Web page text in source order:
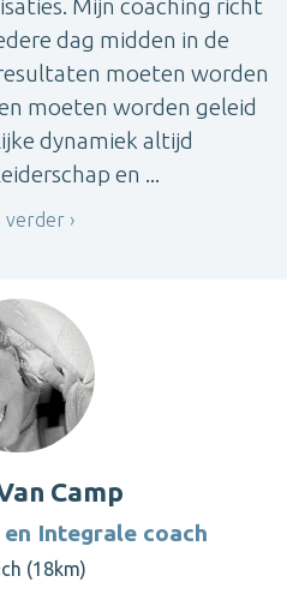
Mijn coaching richt
dag midden in de
moeten worden
moeten worden geleid
dynamiek altijd
en ...
verder
Camp
Integrale coach
(18km)